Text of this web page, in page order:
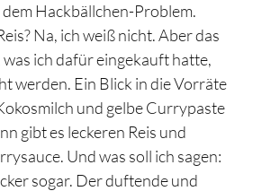
Hackbällchen-Problem.
Na, ich weiß nicht. Aber das
ich dafür eingekauft hatte,
werden. Ein Blick in die Vorräte
und gelbe Currypaste
gibt es leckeren Reis und
Und was soll ich sagen:
sogar. Der duftende und